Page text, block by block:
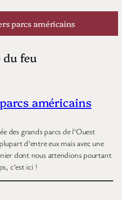
parcs américains
du feu
américains
des grands parcs de l’Ouest
d’entre eux mais avec une
dont nous attendions pourtant
c’est ici !